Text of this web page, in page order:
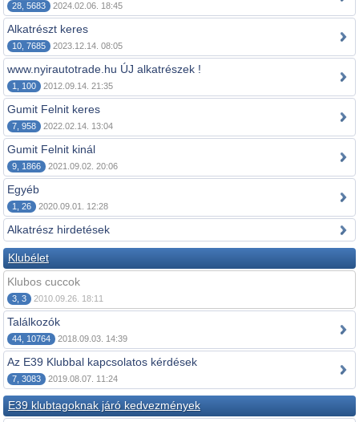
28, 5683 2024.02.06. 18:45
Alkatrészt keres
10, 7685 2023.12.14. 08:05
www.nyirautotrade.hu ÚJ alkatrészek !
1, 100 2012.09.14. 21:35
Gumit Felnit keres
7, 958 2022.02.14. 13:04
Gumit Felnit kinál
9, 1866 2021.09.02. 20:06
Egyéb
1, 26 2020.09.01. 12:28
Alkatrész hirdetések
Klubélet
Klubos cuccok
3, 3 2010.09.26. 18:11
Találkozók
44, 10764 2018.09.03. 14:39
Az E39 Klubbal kapcsolatos kérdések
7, 3083 2019.08.07. 11:24
E39 klubtagoknak járó kedvezmények